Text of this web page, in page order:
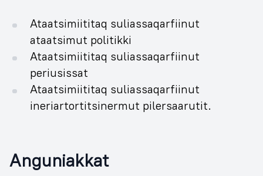
Ataatsimiititaq suliassaqarfiinut
ataatsimut politikki
Ataatsimiititaq suliassaqarfiinut
periusissat
Ataatsimiititaq suliassaqarfiinut
ineriartortitsinermut pilersaarutit.
Anguniakkat